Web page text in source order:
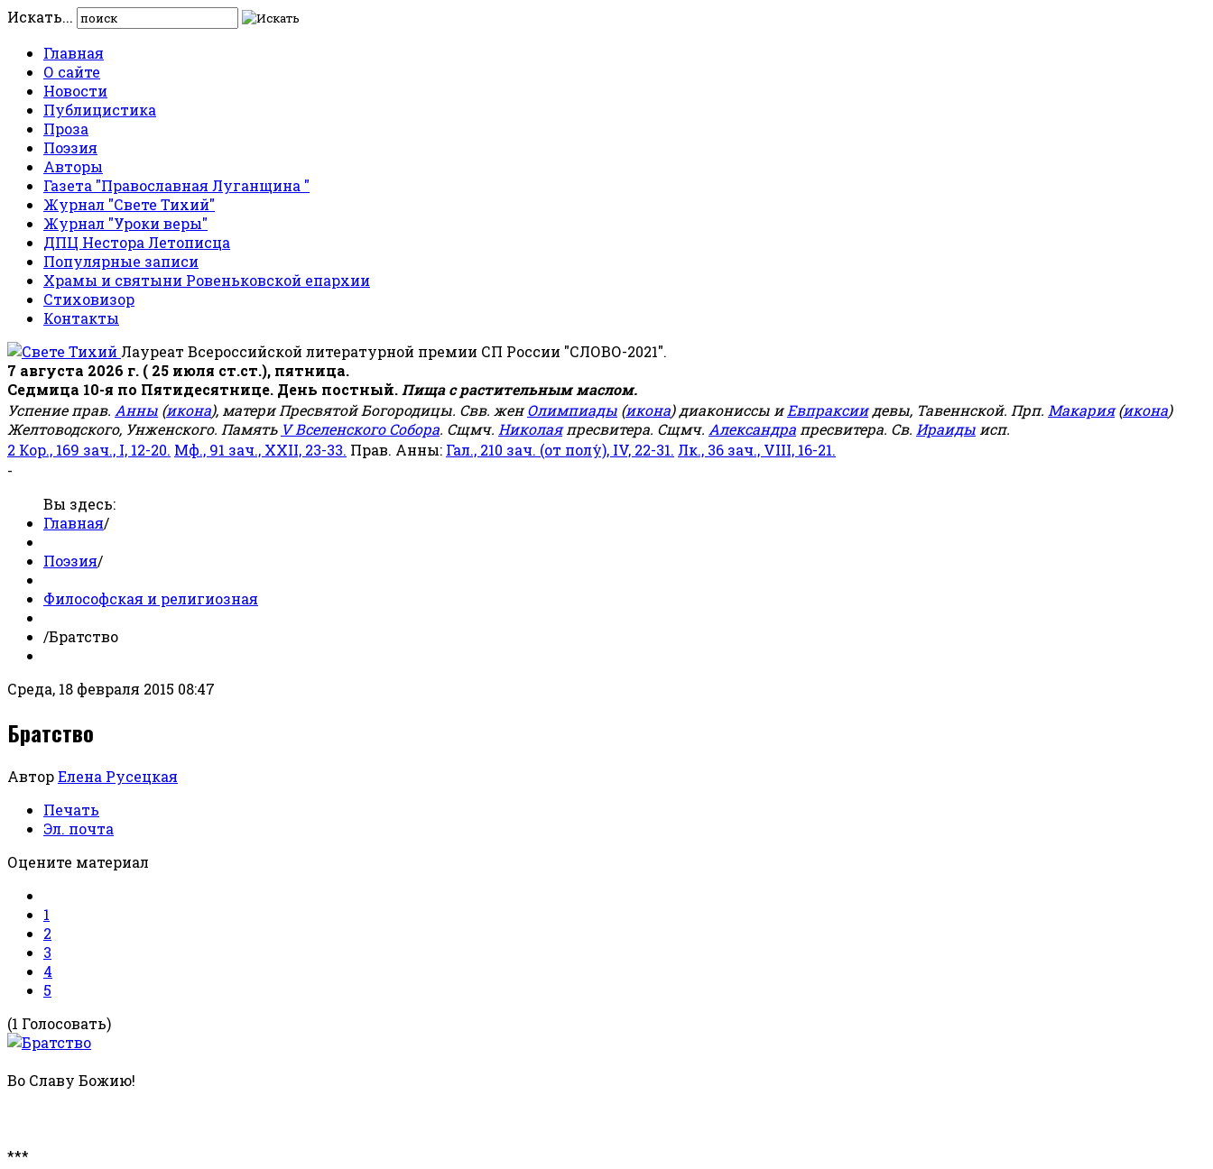
Искать...
Главная
О сайте
Новости
Публицистика
Проза
Поэзия
Авторы
Газета "Православная Луганщина "
Журнал "Свете Тихий"
Журнал "Уроки веры"
ДПЦ Нестора Летописца
Популярные записи
Храмы и святыни Ровеньковской епархии
Стиховизор
Контакты
Лауреат Всероссийской литературной премии СП России "СЛОВО-2021".
7 августа 2026 г. ( 25 июля ст.ст.), пятница.
Седмица 10-я по Пятидесятнице. День постный. Пища с растительным маслом.
Успение прав. Анны (икона), матери Пресвятой Богородицы. Свв. женОлимпиады (икона) диакониссы иЕвпраксиидевы, Тавеннской. Прп. Макария(икона)
Желтоводского, Унженского. Память V Вселенского Собора. Сщмч. Николаяпресвитера. Сщмч. Александра пресвитера. Св. Ираиды исп.
2 Кор., 169 зач., I, 12-20. Мф., 91 зач., XXII, 23-33. Прав. Анны: Гал., 210 зач. (от полу́), IV, 22-31. Лк., 36 зач., VIII, 16-21.
-
Вы здесь:
Главная/
Поэзия/
Философская и религиозная
/Братство
Среда, 18 февраля 2015 08:47
Братство
АвторЕлена Русецкая
Печать
Эл. почта
Оцените материал
1
2
3
4
5
(1 Голосовать)
Во Славу Божию!
***